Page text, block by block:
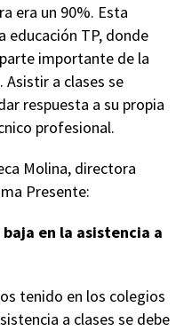
era un 90%. Esta
educación TP, donde
importante de la
a clases se
respuesta a su propia
profesional.
Molina, directora
Presente:
baja en la asistencia a
tenido en los colegios
a clases se debe